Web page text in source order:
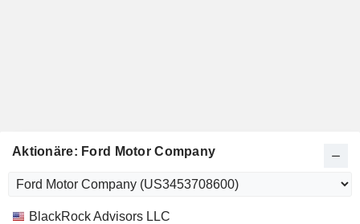
Aktionäre: Ford Motor Company
Name Aktien % Bewertung
BlackRock Advisors LLC